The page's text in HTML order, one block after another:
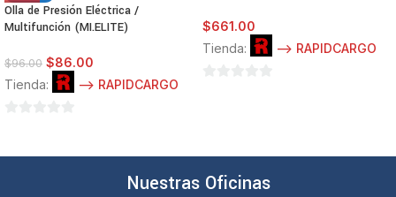
Olla de Presión Eléctrica /
Multifunción (MI.ELITE)
$96.00 $86.00
Tienda:
--> RAPIDCARGO
$661.00
Tienda:
--> RAPIDCARGO
Nuestras Oficinas